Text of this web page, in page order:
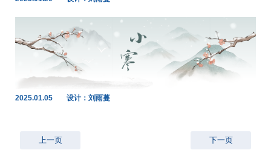
2025.01.05 设计：刘雨蔓
上一页 下一页